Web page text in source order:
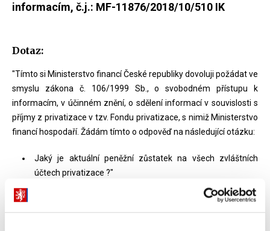
informacím, č.j.: MF-11876/2018/10/510 IK
Dotaz:
"Tímto si Ministerstvo financí České republiky dovoluji požádat ve
smyslu zákona č. 106/1999 Sb., o svobodném přístupu k
informacím, v účinném znění, o sdělení informací v souvislosti s
příjmy z privatizace v tzv. Fondu privatizace, s nimiž Ministerstvo
financí hospodaří. Žádám tímto o odpověď na následující otázku:
Jaký je aktuální peněžní zůstatek na všech zvláštních
účtech privatizace ?"
Odpověď: